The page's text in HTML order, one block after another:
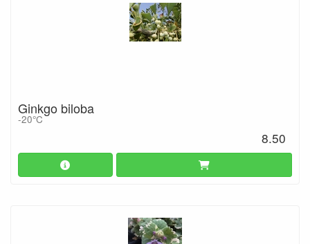
Ginkgo biloba
-20°C
8.50